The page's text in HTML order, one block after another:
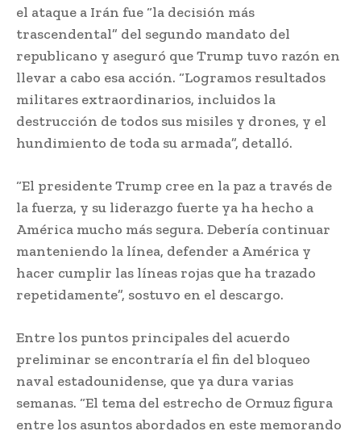
el ataque a Irán fue “la decisión más
trascendental” del segundo mandato del
republicano y aseguró que Trump tuvo razón en
llevar a cabo esa acción. “Logramos resultados
militares extraordinarios, incluidos la
destrucción de todos sus misiles y drones, y el
hundimiento de toda su armada”, detalló.
“El presidente Trump cree en la paz a través de
la fuerza, y su liderazgo fuerte ya ha hecho a
América mucho más segura. Debería continuar
manteniendo la línea, defender a América y
hacer cumplir las líneas rojas que ha trazado
repetidamente”, sostuvo en el descargo.
Entre los puntos principales del acuerdo
preliminar se encontraría el fin del bloqueo
naval estadounidense, que ya dura varias
semanas. “El tema del estrecho de Ormuz figura
entre los asuntos abordados en este memorando